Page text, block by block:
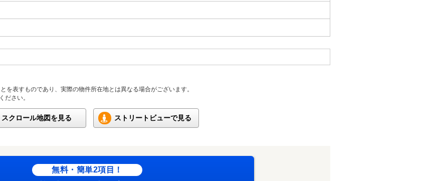
表すものであり、実際の物件所在地とは異なる場合がございます。
ださい。
スクロール地図を見る ストリートビューで見る
無料・簡単2項目！